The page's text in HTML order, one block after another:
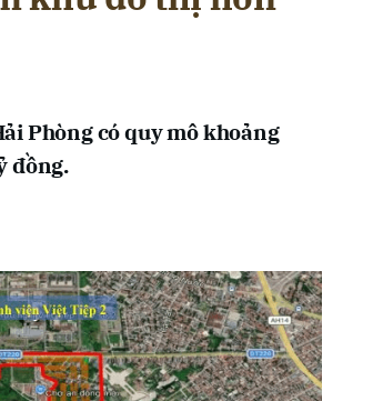
Phòng có quy mô khoảng
đồng.